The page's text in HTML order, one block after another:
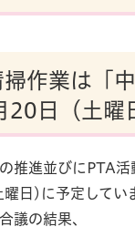
作業は「
20日（土曜
推進並びにPTA活
日)に予定してい
議の結果、